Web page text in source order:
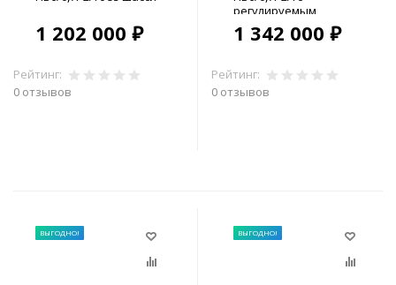
1 202 000 ₽
Рейтинг:
0 отзывов
регулируемым
дышлом
1 342 000 ₽
Рейтинг:
0 отзывов
ВЫГОДНО! ВЫГОДНО!